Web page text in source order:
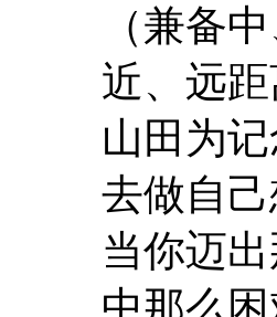
（兼备
近、远
山田为
去做自
当你迈
中那么困